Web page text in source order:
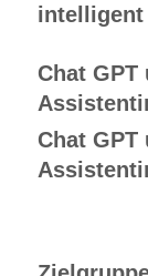
intelligent
Chat
Chat